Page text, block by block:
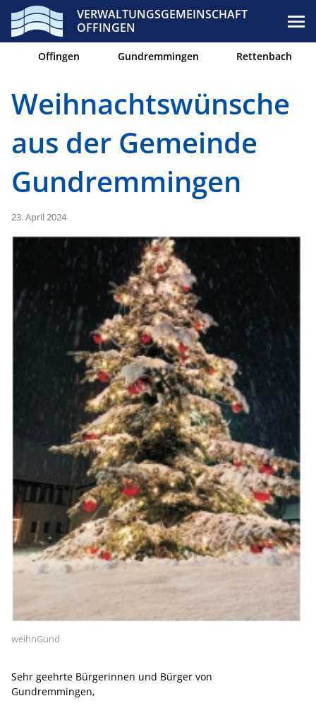
VERWALTUNGSGEMEINSCHAFT
OFFINGEN
Offingen Gundremmingen Rettenbach
Weihnachtswünsche
aus der Gemeinde
Gundremmingen
23. April 2024
Sehr geehrte Bürgerinnen und Bürger von
Gundremmingen,
weihnGund